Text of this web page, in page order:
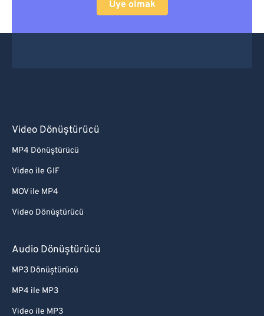
Üye olmak
Video Dönüştürücü
MP4 Dönüştürücü
Video ile GIF
MOV ile MP4
Video Dönüştürücü
Audio Dönüştürücü
MP3 Dönüştürücü
MP4 ile MP3
Video ile MP3